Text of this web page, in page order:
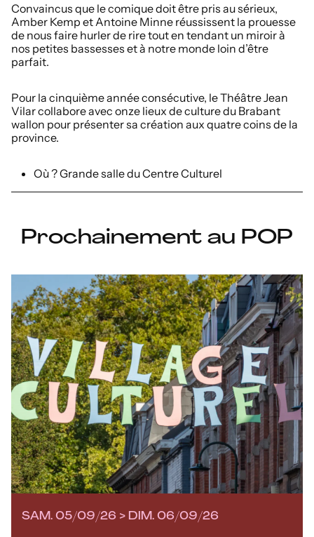
Convaincus que le comique doit être pris au sérieux,
Amber Kemp et Antoine Minne réussissent la prouesse
de nous faire hurler de rire tout en tendant un miroir à
nos petites bassesses et à notre monde loin d’être
parfait.
Pour la cinquième année consécutive, le Théâtre Jean
Vilar collabore avec onze lieux de culture du Brabant
wallon pour présenter sa création aux quatre coins de la
province.
Où ? Grande salle du Centre Culturel
Prochainement au POP
SAM. 05/09/26 > DIM. 06/09/26